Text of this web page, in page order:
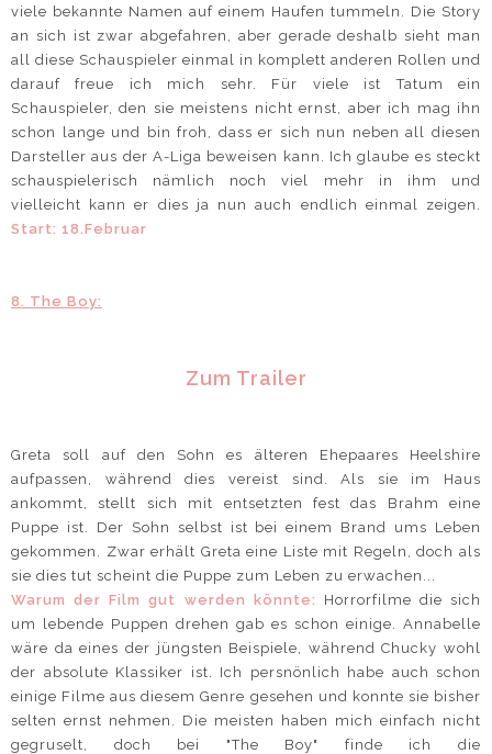
viele bekannte Namen auf einem Haufen tummeln. Die Story
an sich ist zwar abgefahren, aber gerade deshalb sieht man
all diese Schauspieler einmal in komplett anderen Rollen und
darauf freue ich mich sehr. Für viele ist Tatum ein
Schauspieler, den sie meistens nicht ernst, aber ich mag ihn
schon lange und bin froh, dass er sich nun neben all diesen
Darsteller aus der A-Liga beweisen kann. Ich glaube es steckt
schauspielerisch nämlich noch viel mehr in ihm und
vielleicht kann er dies ja nun auch endlich einmal zeigen.
Start: 18.Februar
8. The Boy:
Zum Trailer
Greta soll auf den Sohn es älteren Ehepaares Heelshire
aufpassen, während dies vereist sind. Als sie im Haus
ankommt, stellt sich mit entsetzten fest das Brahm eine
Puppe ist. Der Sohn selbst ist bei einem Brand ums Leben
gekommen. Zwar erhält Greta eine Liste mit Regeln, doch als
sie dies tut scheint die Puppe zum Leben zu erwachen...
Warum der Film gut werden könnte:
Horrorfilme die sich
um lebende Puppen drehen gab es schon einige. Annabelle
wäre da eines der jüngsten Beispiele, während Chucky wohl
der absolute Klassiker ist. Ich persnönlich habe auch schon
einige Filme aus diesem Genre gesehen und konnte sie bisher
selten ernst nehmen. Die meisten haben mich einfach nicht
gegruselt, doch bei "The Boy" finde ich die